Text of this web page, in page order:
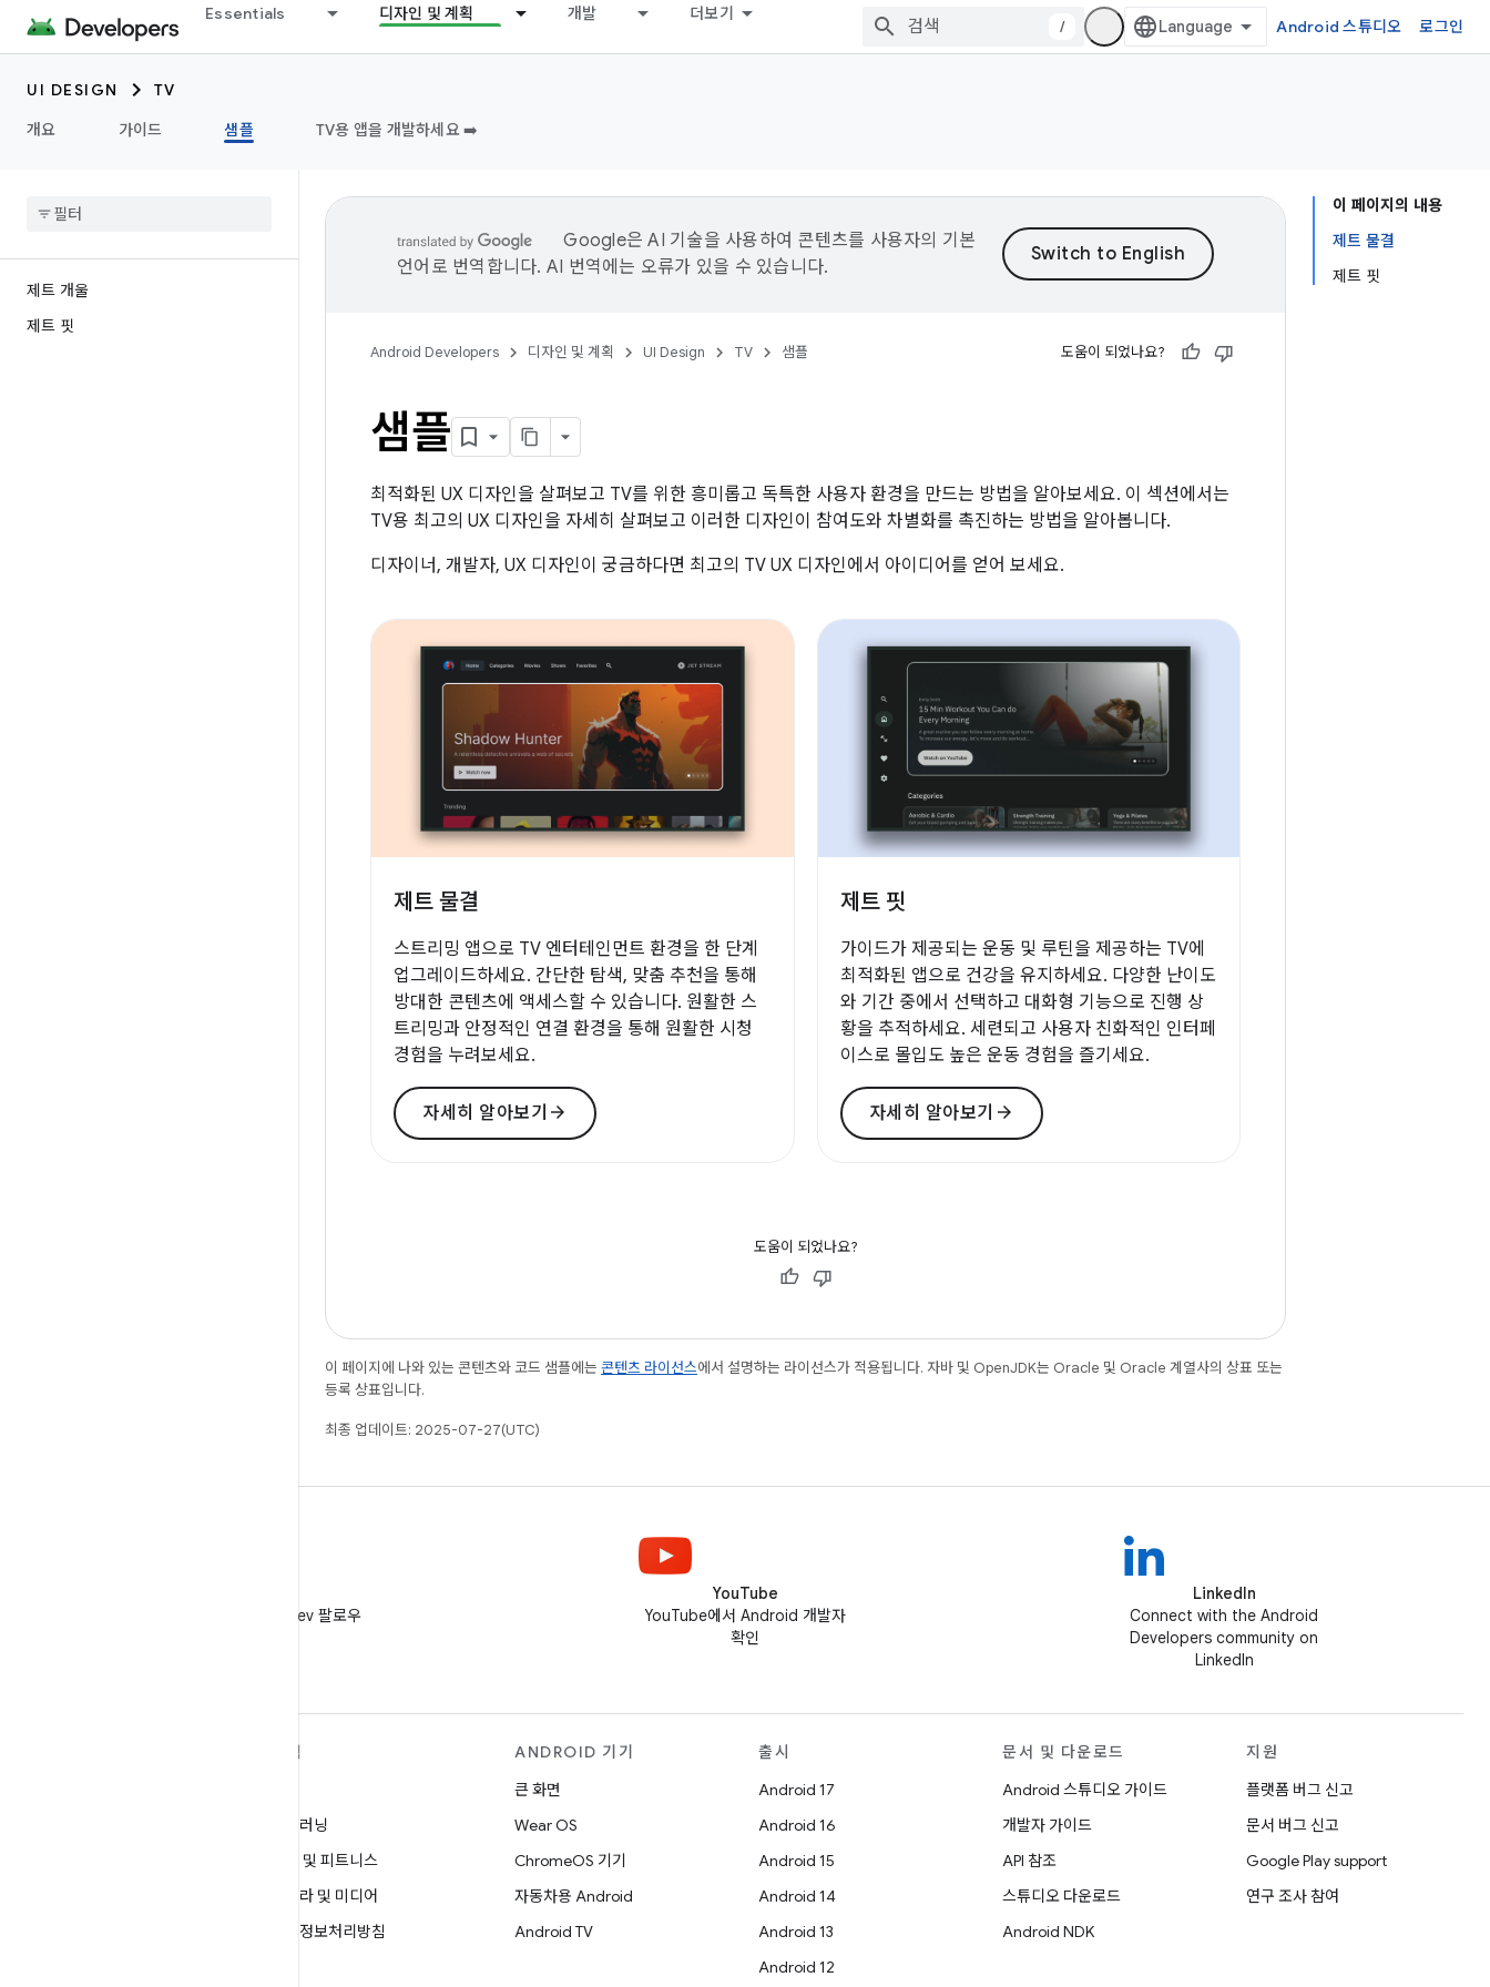
Essentials 디자인 및 계획 개발 더보기
/ Android 스튜디오 로그인
UI DESIGN
TV
개요
가이드 샘플 TV용 앱을 개발하세요 ➡️
제트 개울
제트 핏
이 페이지의 내용
제트 물결
제트 핏
Google은 AI 기술을 사용하여 콘텐츠를 사용자의 기본
언어로 번역합니다. AI 번역에는 오류가 있을 수 있습니다.
Android Developers 디자인 및 계획 UI Design TV 샘플 도움이 되었나요?
샘플
최적화된 UX 디자인을 살펴보고 TV를 위한 흥미롭고 독특한 사용자 환경을 만드는 방법을 알아보세요. 이 섹션에서는
TV용 최고의 UX 디자인을 자세히 살펴보고 이러한 디자인이 참여도와 차별화를 촉진하는 방법을 알아봅니다.
디자이너, 개발자, UX 디자인이 궁금하다면 최고의 TV UX 디자인에서 아이디어를 얻어 보세요.
제트 물결
스트리밍 앱으로 TV 엔터테인먼트 환경을 한 단계
업그레이드하세요. 간단한 탐색, 맞춤 추천을 통해
방대한 콘텐츠에 액세스할 수 있습니다. 원활한 스
트리밍과 안정적인 연결 환경을 통해 원활한 시청
경험을 누려보세요.
자세히 알아보기 arrow_forward
제트 핏
가이드가 제공되는 운동 및 루틴을 제공하는 TV에
최적화된 앱으로 건강을 유지하세요. 다양한 난이도
와 기간 중에서 선택하고 대화형 기능으로 진행 상
황을 추적하세요. 세련되고 사용자 친화적인 인터페
이스로 몰입도 높은 운동 경험을 즐기세요.
자세히 알아보기 arrow_forward
도움이 되었나요?
이 페이지에 나와 있는 콘텐츠와 코드 샘플에는 콘텐츠 라이선스에서 설명하는 라이선스가 적용됩니다. 자바 및 OpenJDK는 Oracle 및 Oracle 계열사의 상표 또는
등록 상표입니다.
최종 업데이트: 2025-07-27(UTC)
X에서 @AndroidDev 팔로우
YouTube
YouTube에서 Android 개발자
확인
LinkedIn
Connect with the Android
Developers community on
LinkedIn
탐색
머신러닝
건강 및 피트니스
카메라 및 미디어
개인정보처리방침
ANDROID 기기
큰 화면
Wear OS
ChromeOS 기기
자동차용 Android
Android TV
출시
Android 17
Android 16
Android 15
Android 14
Android 13
Android 12
문서 및 다운로드
Android 스튜디오 가이드
개발자 가이드
API 참조
스튜디오 다운로드
Android NDK
지원
플랫폼 버그 신고
문서 버그 신고
Google Play support
연구 조사 참여